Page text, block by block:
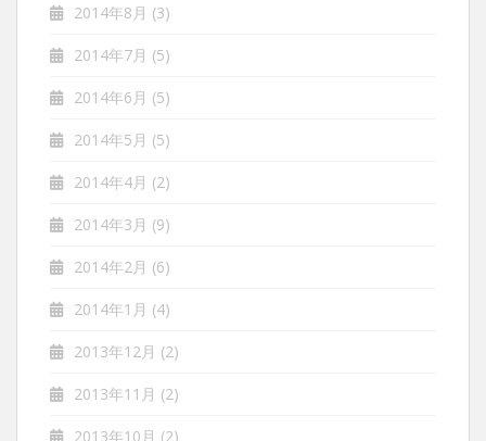
2014年8月 (3)
2014年7月 (5)
2014年6月 (5)
2014年5月 (5)
2014年4月 (2)
2014年3月 (9)
2014年2月 (6)
2014年1月 (4)
2013年12月 (2)
2013年11月 (2)
2013年10月 (2)